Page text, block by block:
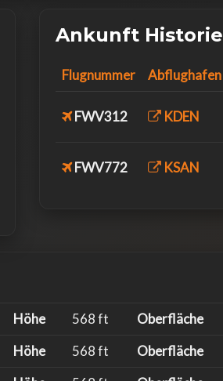
Ankunft Historie
Flugnummer Abflughafen
FWV312 KDEN
FWV772 KSAN
Höhe 568 ft Oberfläche
Höhe 568 ft Oberfläche